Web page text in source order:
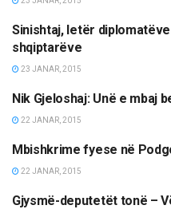
LAJME
Sinishtaj, letër
shqiptarëve
23 JANAR, 2015
LAJME
Nik Gjeloshaj: Unë e mbaj
22 JANAR, 2015
LAJME
Mbishkrime fyese në
22 JANAR, 2015
LAJME
Gjysmë-deputetët tonë –